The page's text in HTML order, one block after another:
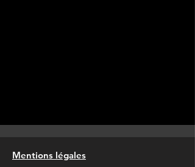
Mentions légales